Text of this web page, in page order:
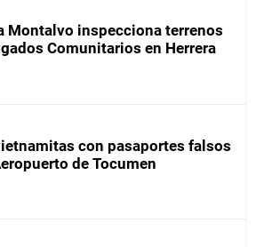
Montalvo inspecciona terrenos
Comunitarios en Herrera
con pasaportes falsos
de Tocumen